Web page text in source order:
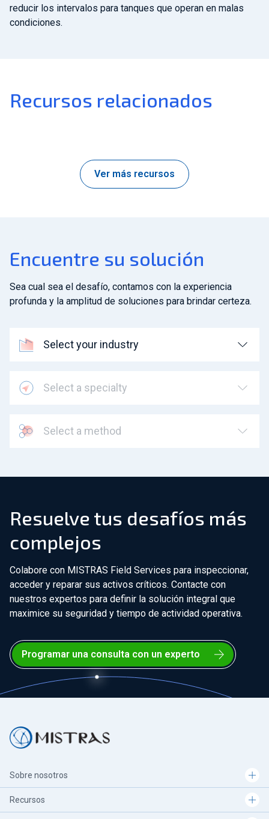
reducir los intervalos para tanques que operan en malas
condiciones.
Recursos relacionados
Ver más recursos
Encuentre su solución
Sea cual sea el desafío, contamos con la experiencia
profunda y la amplitud de soluciones para brindar certeza.
Select your industry
Select a specialty
Select a method
Resuelve tus desafíos más
complejos
Colabore con MISTRAS Field Services para inspeccionar,
acceder y reparar sus activos críticos. Contacte con
nuestros expertos para definir la solución integral que
maximice su seguridad y tiempo de actividad operativa.
Programar una consulta con un experto
Sobre nosotros
Recursos